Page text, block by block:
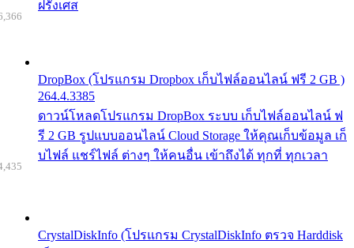
ฝรั่งเศส
DropBox (โปรแกรม Dropbox เก็บไฟล์ออนไลน์ ฟรี 2 GB )
264.4.3385
ดาวน์โหลดโปรแกรม DropBox ระบบ เก็บไฟล์ออนไลน์ ฟ
รี 2 GB รูปแบบออนไลน์ Cloud Storage ให้คุณเก็บข้อมูล เก็
บไฟล์ แชร์ไฟล์ ต่างๆ ให้คนอื่น เข้าถึงได้ ทุกที่ ทุกเวลา
CrystalDiskInfo (โปรแกรม CrystalDiskInfo ตรวจ Harddisk